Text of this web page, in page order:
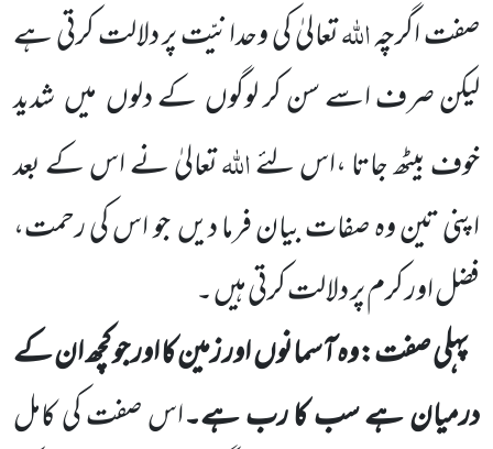
صفت اگرچہاللہتعالیٰ کی وحدانیّت پر دلالت کرتی ہے
لیکن صرف اسے سن کر لوگوںکے دلوں میںشدید
خوف بیٹھ جاتا ،اس لئےاللہتعالیٰ نے اس کے بعد
اپنی تین وہ صفات بیان فرما دیںجو اس کی رحمت،
فضل اور کرم پر دلالت کرتی ہیں ۔
پہلی صفت:وہ آسمانوںاور زمین کا اور جو کچھ ان کے
درمیان ہے سب کا رب ہے۔اس صفت کی کامل